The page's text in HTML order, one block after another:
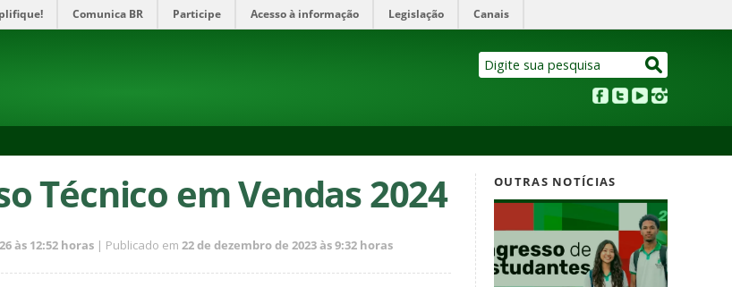
Comunica BR Participe Acesso à informação Legislação Canais
Técnico em Vendas 2024
às 12:52 horas | Publicado em 22 de dezembro de 2023 às 9:32 horas
OUTRAS NOTÍCIAS